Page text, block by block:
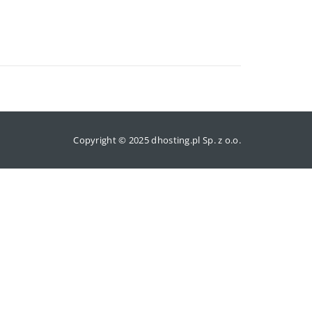
Copyright © 2025 dhosting.pl Sp. z o.o.